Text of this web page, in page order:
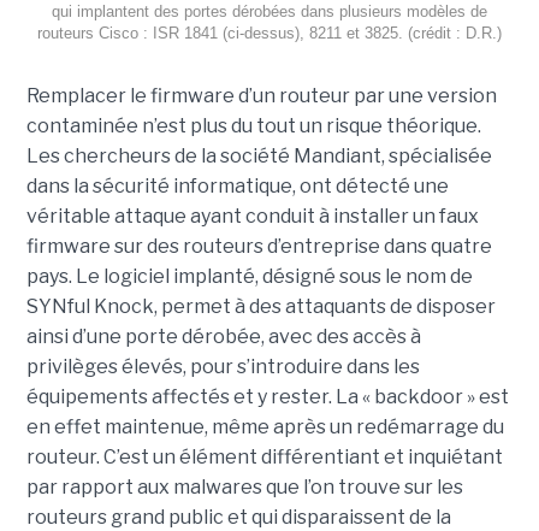
qui implantent des portes dérobées dans plusieurs modèles de
routeurs Cisco : ISR 1841 (ci-dessus), 8211 et 3825. (crédit : D.R.)
Remplacer le firmware d’un routeur par une version
contaminée n’est plus du tout un risque théorique.
Les chercheurs de la société Mandiant, spécialisée
dans la sécurité informatique, ont détecté une
véritable attaque ayant conduit à installer un faux
firmware sur des routeurs d’entreprise dans quatre
pays. Le logiciel implanté, désigné sous le nom de
SYNful Knock, permet à des attaquants de disposer
ainsi d’une porte dérobée, avec des accès à
privilèges élevés, pour s’introduire dans les
équipements affectés et y rester. La « backdoor » est
en effet maintenue, même après un redémarrage du
routeur. C’est un élément différentiant et inquiétant
par rapport aux malwares que l’on trouve sur les
routeurs grand public et qui disparaissent de la